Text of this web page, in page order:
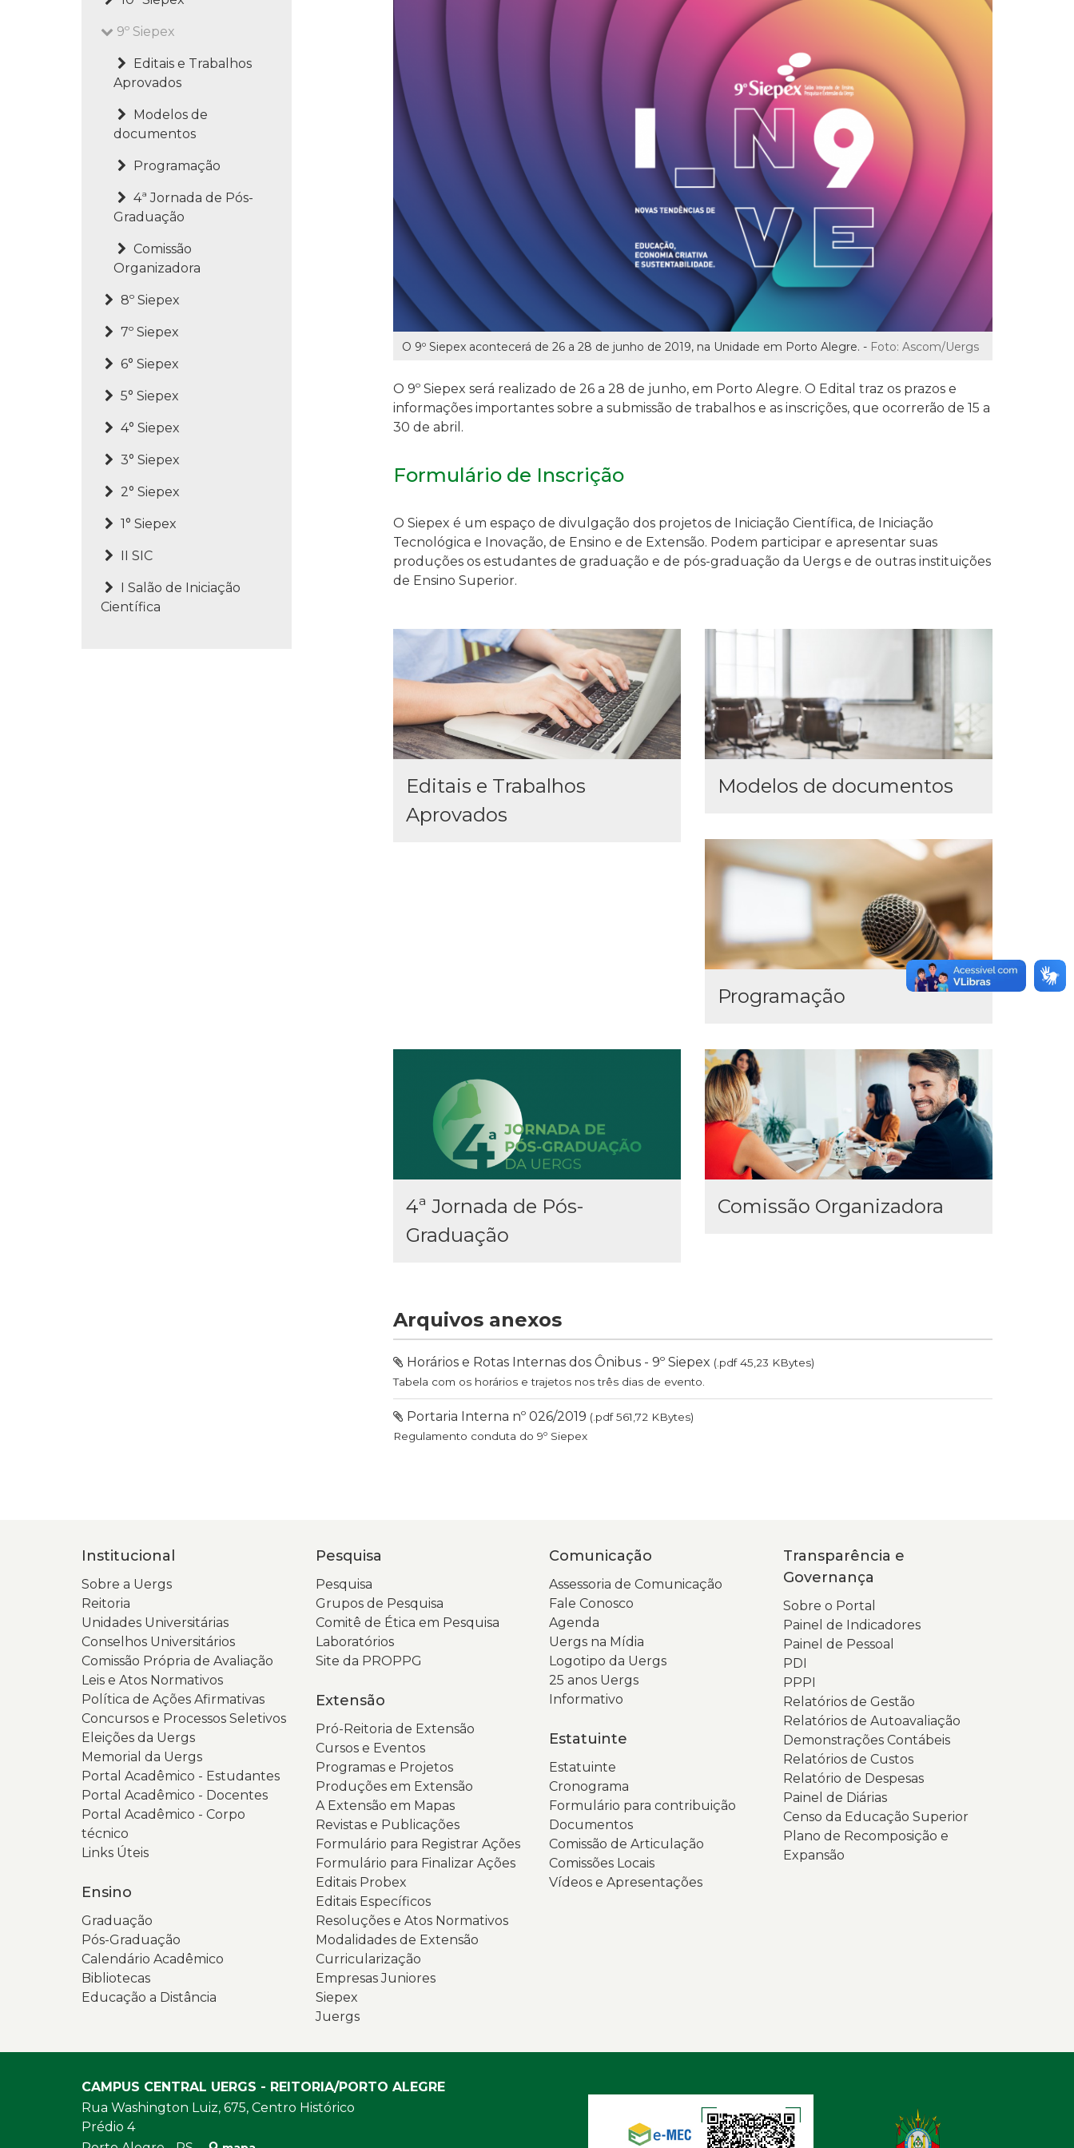
9º Siepex
Editais e Trabalhos
Aprovados
Modelos de
documentos
Programação
4ª Jornada de Pós-
Graduação
Comissão
Organizadora
8º Siepex
7º Siepex
6° Siepex
5° Siepex
4° Siepex
3° Siepex
2° Siepex
1° Siepex
II SIC
I Salão de Iniciação
Científica
O 9º Siepex acontecerá de 26 a 28 de junho de 2019, na Unidade em Porto Alegre. - Foto: Ascom/Uergs
O 9º Siepex será realizado de 26 a 28 de junho, em Porto Alegre. O Edital traz os prazos e
informações importantes sobre a submissão de trabalhos e as inscrições, que ocorrerão de 15 a
30 de abril.
Formulário de Inscrição
O Siepex é um espaço de divulgação dos projetos de Iniciação Científica, de Iniciação
Tecnológica e Inovação, de Ensino e de Extensão. Podem participar e apresentar suas
produções os estudantes de graduação e de pós-graduação da Uergs e de outras instituições
de Ensino Superior.
Editais e Trabalhos
Aprovados
Modelos de documentos
Programação
4ª Jornada de Pós-
Graduação
Comissão Organizadora
Arquivos anexos
Horários e Rotas Internas dos Ônibus - 9º Siepex (.pdf 45,23 KBytes)
Tabela com os horários e trajetos nos três dias de evento.
Portaria Interna nº 026/2019 (.pdf 561,72 KBytes)
Regulamento conduta do 9º Siepex
Institucional
Sobre a Uergs
Reitoria
Unidades Universitárias
Conselhos Universitários
Comissão Própria de Avaliação
Leis e Atos Normativos
Política de Ações Afirmativas
Concursos e Processos Seletivos
Eleições da Uergs
Memorial da Uergs
Portal Acadêmico - Estudantes
Portal Acadêmico - Docentes
Portal Acadêmico - Corpo
técnico
Links Úteis
Ensino
Graduação
Pós-Graduação
Calendário Acadêmico
Bibliotecas
Educação a Distância
Pesquisa
Pesquisa
Grupos de Pesquisa
Comitê de Ética em Pesquisa
Laboratórios
Site da PROPPG
Extensão
Pró-Reitoria de Extensão
Cursos e Eventos
Programas e Projetos
Produções em Extensão
A Extensão em Mapas
Revistas e Publicações
Formulário para Registrar Ações
Formulário para Finalizar Ações
Editais Probex
Editais Específicos
Resoluções e Atos Normativos
Modalidades de Extensão
Curricularização
Empresas Juniores
Siepex
Juergs
Comunicação
Assessoria de Comunicação
Fale Conosco
Agenda
Uergs na Mídia
Logotipo da Uergs
25 anos Uergs
Informativo
Estatuinte
Estatuinte
Cronograma
Formulário para contribuição
Documentos
Comissão de Articulação
Comissões Locais
Vídeos e Apresentações
Transparência e
Governança
Sobre o Portal
Painel de Indicadores
Painel de Pessoal
PDI
PPPI
Relatórios de Gestão
Relatórios de Autoavaliação
Demonstrações Contábeis
Relatórios de Custos
Relatório de Despesas
Painel de Diárias
Censo da Educação Superior
Plano de Recomposição e
Expansão
CAMPUS CENTRAL UERGS - REITORIA/PORTO ALEGRE
Rua Washington Luiz, 675, Centro Histórico
Prédio 4